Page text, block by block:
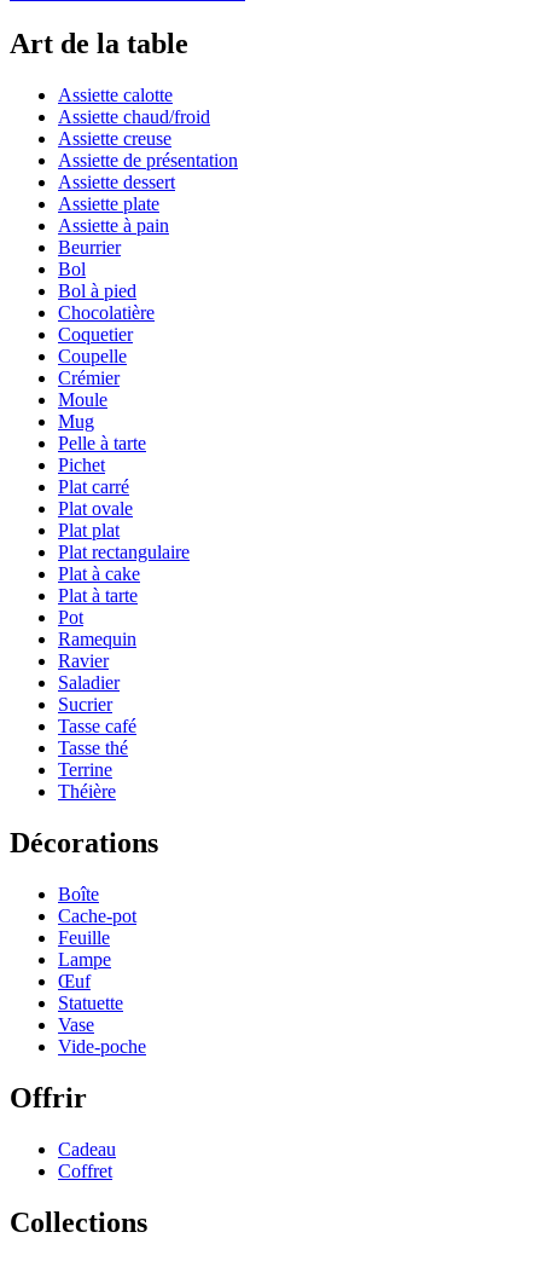
Art de la table
Assiette calotte
Assiette chaud/froid
Assiette creuse
Assiette de présentation
Assiette dessert
Assiette plate
Assiette à pain
Beurrier
Bol
Bol à pied
Chocolatière
Coquetier
Coupelle
Crémier
Moule
Mug
Pelle à tarte
Pichet
Plat carré
Plat ovale
Plat plat
Plat rectangulaire
Plat à cake
Plat à tarte
Pot
Ramequin
Ravier
Saladier
Sucrier
Tasse café
Tasse thé
Terrine
Théière
Décorations
Boîte
Cache-pot
Feuille
Lampe
Œuf
Statuette
Vase
Vide-poche
Offrir
Cadeau
Coffret
Collections